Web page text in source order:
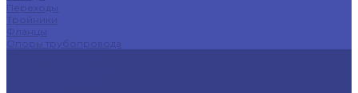
Переходы
Тройники
Фланцы
Опоры трубопровода